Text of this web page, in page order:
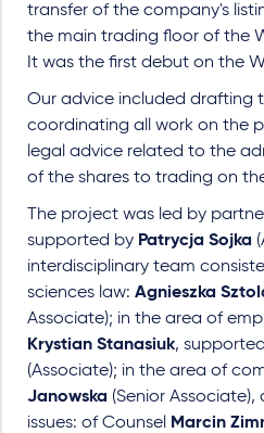
transfer of the company's
the main trading floor of the
It was the first debut on the
Our advice included drafting
coordinating all work on the
legal advice related to the
of the shares to trading on
The project was led by
supported by Patrycja Sojka
interdisciplinary team
sciences law: Agnieszka
Associate); in the area of
Krystian Stanasiuk,
(Associate); in the area of
Janowska (Senior
issues: of Counsel
Marcin